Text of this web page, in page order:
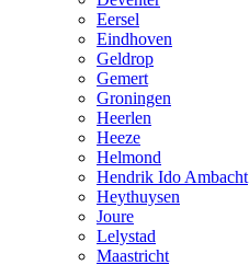
Eersel
Eindhoven
Geldrop
Gemert
Groningen
Heerlen
Heeze
Helmond
Hendrik Ido Ambacht
Heythuysen
Joure
Lelystad
Maastricht